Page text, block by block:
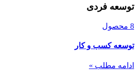
توسعه فردی
8 محصول
توسعه کسب و کار
ادامه مطلب »